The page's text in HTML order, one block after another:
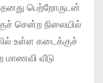
தனது பெற்றோருடன்
சென்ற நிலையில்
உள்ள கடைக்குச்
மாணவி வீடு